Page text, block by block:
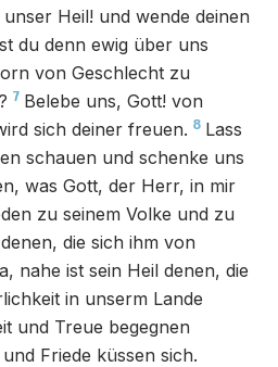
Heil! und wende deinen
du denn ewig über uns
von Geschlecht zu
7 Belebe uns, Gott! von
sich deiner freuen. 8 Lass
schauen und schenke uns
was Gott, der Herr, in mir
zu seinem Volke und zu
die sich ihm von
nahe ist sein Heil denen, die
in unserm Lande
und Treue begegnen
Friede küssen sich.